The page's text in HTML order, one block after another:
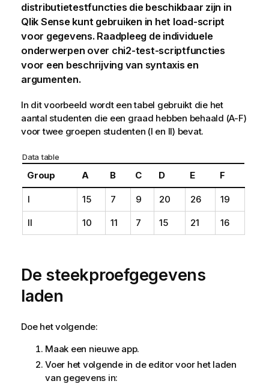
distributietestfuncties die beschikbaar zijn in
Qlik Sensekunt gebruiken in het load-script
voor gegevens. Raadpleeg de individuele
onderwerpen over chi2-test-scriptfuncties
voor een beschrijving van syntaxis en
argumenten.
In dit voorbeeld wordt een tabel gebruikt die het
aantal studenten die een graad hebben behaald (A-F)
voor twee groepen studenten (I en II) bevat.
Data table
Group A B C D E F
I 15 7 9 20 26 19
II 10 11 7 15 21 16
De steekproefgegevens
laden
Doe het volgende:
Maak een nieuwe app.
Voer het volgende in de editor voor het laden
van gegevens in: